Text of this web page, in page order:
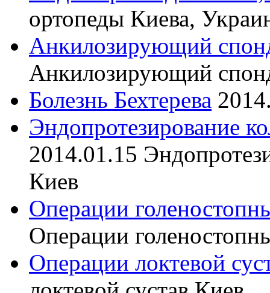
ортопеды Киева,
Анкилозирующий
Анкилозирующий
Болезнь Бехтерева
Эндопротезирование
2014.01.15
Киев
Операции
Операции
Операции локтевой